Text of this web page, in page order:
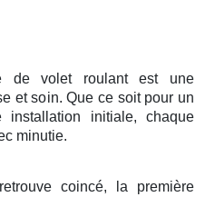
de volet roulant est une
et soin. Que ce soit pour un
initiale, chaque
minutie.
coincé, la première